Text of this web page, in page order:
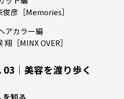
俊彦［Memories］
アカラー編
翔［MINX OVER］
03｜美容を渡り歩く
知る